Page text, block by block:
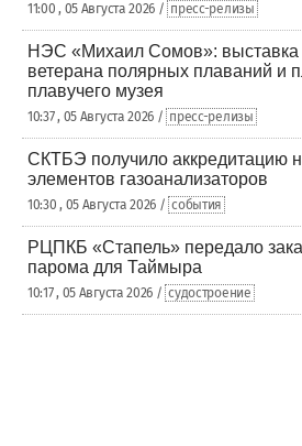
11:00 , 05 Августа 2026 / пресс-релизы
НЭС «Михаил Сомов»: выставка
ветерана полярных плаваний и
плавучего музея
10:37 , 05 Августа 2026 / пресс-релизы
СКТБЭ получило аккредитацию
элементов газоанализаторов
10:30 , 05 Августа 2026 / события
РЦПКБ «Стапель» передало
парома для Таймыра
10:17 , 05 Августа 2026 / судостроение